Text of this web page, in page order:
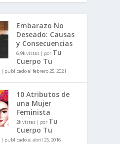
Embarazo No
Deseado: Causas
y Consecuencias
6.9k vistas| por Tu
Cuerpo Tu
| publicado el febrero 25, 2021
10 Atributos de
una Mujer
Feminista
2k vistas| por Tu
Cuerpo Tu
| publicado el abril 25, 2016